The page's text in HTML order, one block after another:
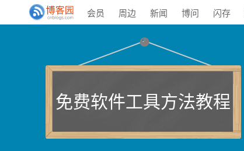
会员 周边 新闻 博问 闪存
免费软件工具方法教程